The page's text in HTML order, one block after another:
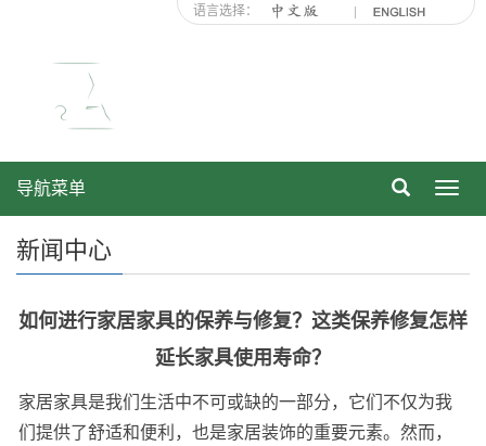
语言选择：
导航菜单
新闻中心
如何进行家居家具的保养与修复？这类保养修复怎样
延长家具使用寿命？
家居家具是我们生活中不可或缺的一部分，它们不仅为我
们提供了舒适和便利，也是家居装饰的重要元素。然而，